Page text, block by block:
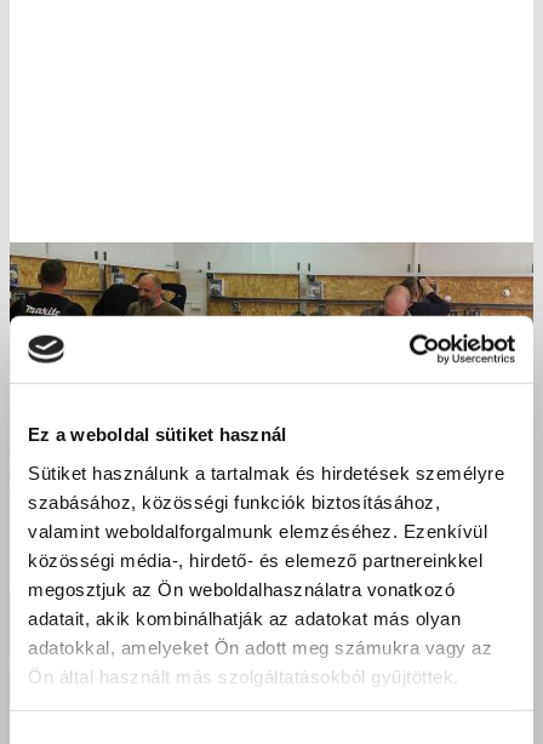
Ez a weboldal sütiket használ
Sütiket használunk a tartalmak és hirdetések személyre
szabásához, közösségi funkciók biztosításához,
valamint weboldalforgalmunk elemzéséhez. Ezenkívül
közösségi média-, hirdető- és elemező partnereinkkel
megosztjuk az Ön weboldalhasználatra vonatkozó
adatait, akik kombinálhatják az adatokat más olyan
adatokkal, amelyeket Ön adott meg számukra vagy az
Ön által használt más szolgáltatásokból gyűjtöttek.